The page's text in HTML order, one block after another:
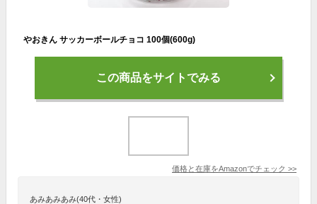
やおきん サッカーボールチョコ 100個(600g)
この商品をサイトでみる
価格と在庫をAmazonでチェック >>
あみあみあみ(40代・女性)